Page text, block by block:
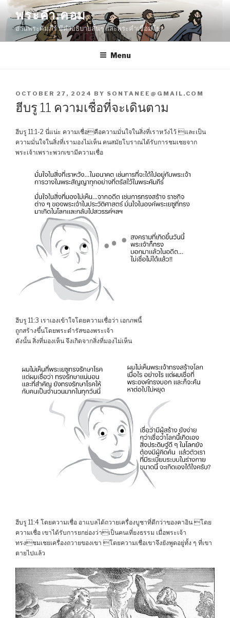
Skip
content
พระคำ.คอม
อ่านพระคัมภีร์ มีคำอธิบายสั้นๆ และพระคำเชื่อมโยง
Menu
POSTED
ON
OCTOBER 27, 2024 BY SONTANEE@GMAIL.COM
ฮีบรู 11 ความเชื่อที่จะเดินตาม
ฮีบรู 11:1-2 นี่แน่ะ ความเชื่อคือความมั่นใจในสิ่งที่เราหวังไว้ และเป็น
ความมั่นใจในสิ่งที่เรามองไม่เห็น คนสมัยโบราณได้รับการชมเชยจาก
พระเจ้าเพราะพวกเขามีความเชื่อ
ฮีบรู 11:3 เราเองเข้าใจโดยความเชื่อว่า เอกภพนี้
ถูกสร้างขึ้นโดยพระดำรัสของพระเจ้า
ดังนั้น สิ่งที่มองเห็น จึงเกิดจากสิ่งที่มองไม่เห็น
ฮีบรู 11:4 โดยความเชื่อ อาแบลได้ถวายเครื่องบูชาที่ดีกว่าของคาอิน โดย
ความเชื่อ เขาได้รับการยกย่องว่าเป็นคนเที่ยงธรรม เมื่อพระเจ้า
ทรงชมเชยเครื่องถวายของเขา โดยความเชื่อเขาจึงยังพูดอยู่ทั้ง ๆ ที่เขา
ตายไปแล้ว